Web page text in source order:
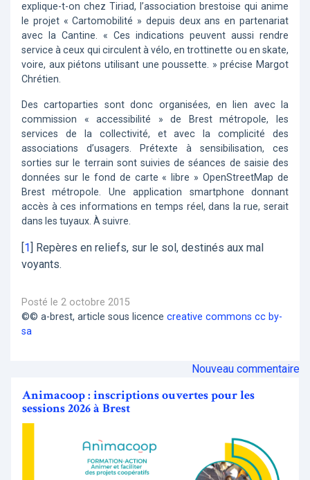
explique-t-on chez Tiriad, l’association brestoise qui anime
le projet « Cartomobilité » depuis deux ans en partenariat
avec la Cantine. « Ces indications peuvent aussi rendre
service à ceux qui circulent à vélo, en trottinette ou en skate,
voire, aux piétons utilisant une poussette. » précise Margot
Chrétien.
Des cartoparties sont donc organisées, en lien avec la
commission « accessibilité » de Brest métropole, les
services de la collectivité, et avec la complicité des
associations d’usagers. Prétexte à sensibilisation, ces
sorties sur le terrain sont suivies de séances de saisie des
données sur le fond de carte « libre » OpenStreetMap de
Brest métropole. Une application smartphone donnant
accès à ces informations en temps réel, dans la rue, serait
dans les tuyaux. À suivre.
1
Repères en reliefs, sur le sol, destinés aux mal
voyants.
Posté le 2 octobre 2015
©© a-brest, article sous licence creative commons cc by-
sa
Nouveau commentaire
Animacoop : inscriptions ouvertes pour les
sessions 2026 à Brest